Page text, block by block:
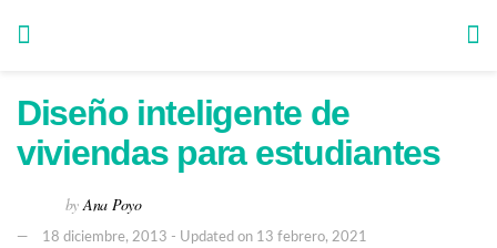
Diseño inteligente de
viviendas para estudiantes
by Ana Poyo
18 diciembre, 2013 - Updated on 13 febrero, 2021